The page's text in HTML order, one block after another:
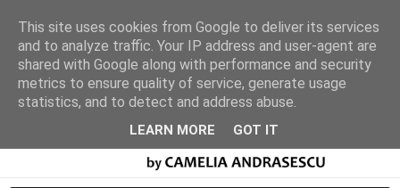
This site uses cookies from Google to deliver its services
and to analyze traffic. Your IP address and user-agent are
shared with Google along with performance and security
metrics to ensure quality of service, generate usage
statistics, and to detect and address abuse.
LEARN MORE GOT IT